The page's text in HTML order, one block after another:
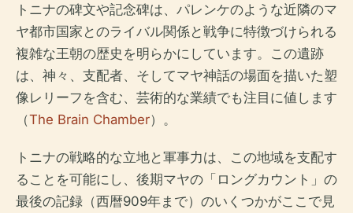
トニナの碑文や記念碑は、パレンケのような近隣のマ
ヤ都市国家とのライバル関係と戦争に特徴づけられる
複雑な王朝の歴史を明らかにしています。この遺跡
は、神々、支配者、そしてマヤ神話の場面を描いた塑
像レリーフを含む、芸術的な業績でも注目に値します
（The Brain Chamber）。
トニナの戦略的な立地と軍事力は、この地域を支配す
ることを可能にし、後期マヤの「ロングカウント」の
最後の記録（西暦909年まで）のいくつかがここで見